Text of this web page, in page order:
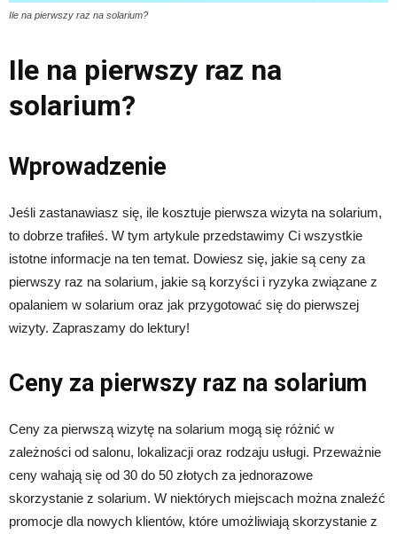
Ile na pierwszy raz na solarium?
Ile na pierwszy raz na
solarium?
Wprowadzenie
Jeśli zastanawiasz się, ile kosztuje pierwsza wizyta na solarium,
to dobrze trafiłeś. W tym artykule przedstawimy Ci wszystkie
istotne informacje na ten temat. Dowiesz się, jakie są ceny za
pierwszy raz na solarium, jakie są korzyści i ryzyka związane z
opalaniem w solarium oraz jak przygotować się do pierwszej
wizyty. Zapraszamy do lektury!
Ceny za pierwszy raz na solarium
Ceny za pierwszą wizytę na solarium mogą się różnić w
zależności od salonu, lokalizacji oraz rodzaju usługi. Przeważnie
ceny wahają się od 30 do 50 złotych za jednorazowe
skorzystanie z solarium. W niektórych miejscach można znaleźć
promocje dla nowych klientów, które umożliwiają skorzystanie z